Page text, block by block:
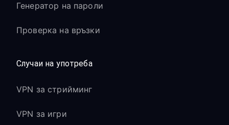
Генератор на пароли
Проверка на връзки
Случаи на употреба
VPN за стрийминг
VPN за игри